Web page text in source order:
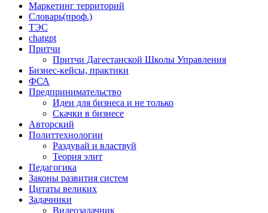
Маркетинг территорий
Словарь(проф.)
ТЭС
chatgpt
Притчи
Притчи Дагестанской Школы Управления
Бизнес-кейсы, практики
ФСА
Предпринимательство
Идеи для бизнеса и не только
Скачки в бизнесе
Авторский
Политтехнологии
Раздувай и властвуй
Теория элит
​Педагогика
Законы развития систем
Цитаты великих
Задачники
Видеозадачник